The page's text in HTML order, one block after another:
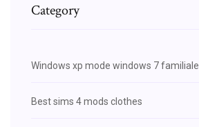
Category
Windows xp mode windows 7 familiale
Best sims 4 mods clothes